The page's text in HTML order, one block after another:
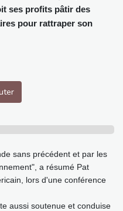
ses profits pâtir des
pour rattraper son
sans précédent et par les
a résumé Pat
lors d'une conférence
aussi soutenue et conduise